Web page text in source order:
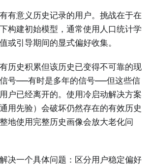
有意义历史记录的用户。挑战在于在
构建初始模型，通常使用人口统计学
或引导期间的显式偏好收集。
历史积累但该历史已变得不可靠的现
号——有时是多年的信号——但这些信
户已经离开的。使用冷启动解决方案
用先验）会破坏仍然存在的有效历史
地使用完整历史画像会放大老化问
决一个具体问题：区分用户稳定偏好